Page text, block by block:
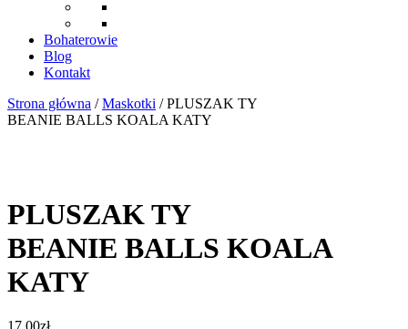
Bohaterowie
Blog
Kontakt
Strona główna /Maskotki / PLUSZAK TY
BEANIE BALLS KOALA KATY
PLUSZAK TY
BEANIE BALLS KOALA
KATY
17,00zł